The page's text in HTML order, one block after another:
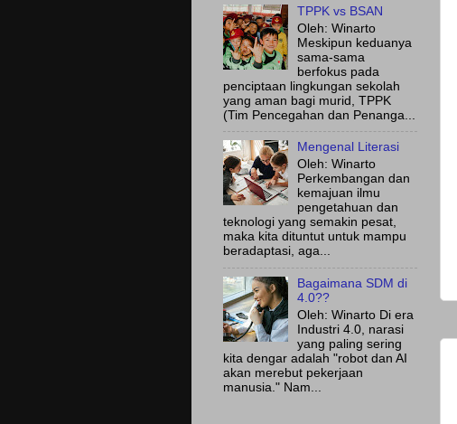
TPPK vs BSAN
Oleh: Winarto
Meskipun keduanya
sama-sama
berfokus pada
penciptaan lingkungan sekolah
yang aman bagi murid, TPPK
(Tim Pencegahan dan Penanga...
Mengenal Literasi
Oleh: Winarto
Perkembangan dan
kemajuan ilmu
pengetahuan dan
teknologi yang semakin pesat,
maka kita dituntut untuk mampu
beradaptasi, aga...
Bagaimana SDM di
4.0??
Oleh: Winarto Di era
Industri 4.0, narasi
yang paling sering
kita dengar adalah "robot dan AI
akan merebut pekerjaan
manusia." Nam...